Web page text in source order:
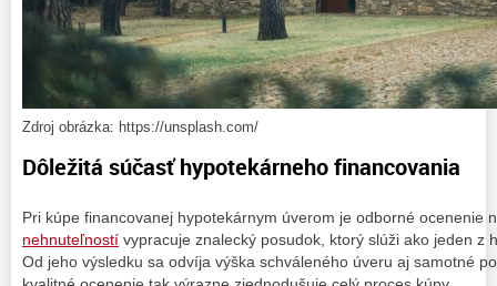
Zdroj obrázka: https://unsplash.com/
Dôležitá súčasť hypotekárneho financovania
Pri kúpe financovanej hypotekárnym úverom je odborné ocenenie
nehnuteľností vypracuje znalecký posudok, ktorý slúži ako jeden z
Od jeho výsledku sa odvíja výška schváleného úveru aj samotné